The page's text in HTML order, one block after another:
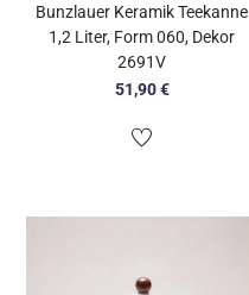
Bunzlauer Keramik Teekanne
1,2 Liter, Form 060, Dekor
2691V
51,90€